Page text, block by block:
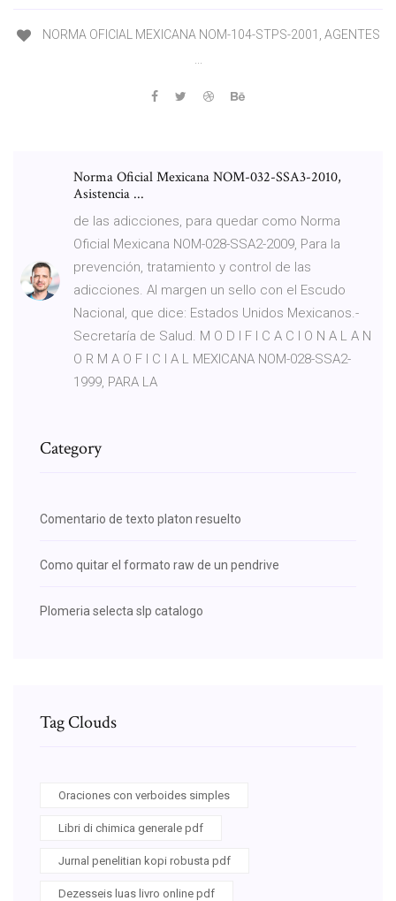
NORMA OFICIAL MEXICANA NOM-104-STPS-2001, AGENTES
Norma Oficial Mexicana NOM-032-SSA3-2010,
Asistencia ...
de las adicciones, para quedar como Norma
Oficial Mexicana NOM-028-SSA2-2009, Para la
prevención, tratamiento y control de las
adicciones. Al margen un sello con el Escudo
Nacional, que dice: Estados Unidos Mexicanos.-
Secretaría de Salud. M O D I F I C A C I O N A L A N
O R M A O F I C I A L MEXICANA NOM-028-SSA2-
1999, PARA LA
Category
Comentario de texto platon resuelto
Como quitar el formato raw de un pendrive
Plomeria selecta slp catalogo
Tag Clouds
Oraciones con verboides simples
Libri di chimica generale pdf
Jurnal penelitian kopi robusta pdf
Dezesseis luas livro online pdf